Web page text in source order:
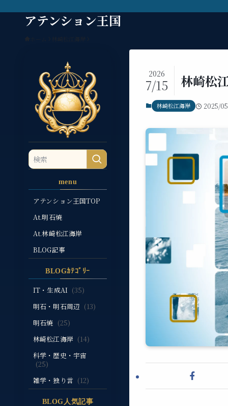
アテンション王国
林崎松
2026
7/15
林崎松江海岸 2025/
menu
アテンション王国TOP
At.明石焼
At.林崎松江海岸
BLOG記事
BLOGｶﾃｺﾞﾘｰ
IT・生成AI (35)
明石・明石周辺 (13)
明石焼 (25)
林崎松江海岸 (14)
科学・歴史・宇宙
(25)
雑学・独り言 (12)
BLOG人気記事